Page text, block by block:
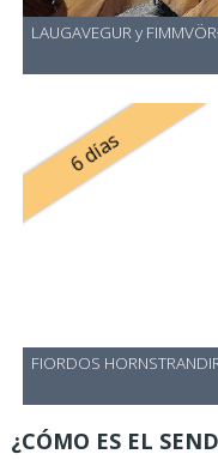
LAUGAVEGUR y
6 días
FIORDOS
¿CÓMO ES EL